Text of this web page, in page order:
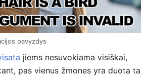
pavyzdys
jiems nesuvokiama visiškai,
pas vienus žmones yra duota ta